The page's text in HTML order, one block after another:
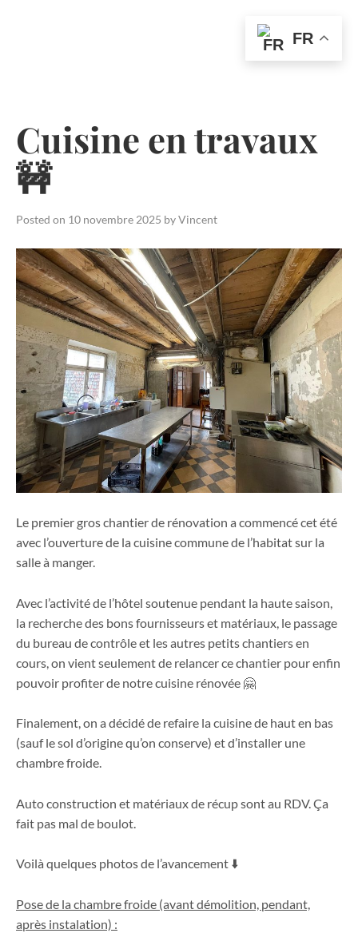
Cuisine en travaux
🚧
Posted on 10 novembre 2025 byVincent
Le premier gros chantier de rénovation a commencé cet été
avec l’ouverture de la cuisine commune de l’habitat sur la
salle à manger.
Avec l’activité de l’hôtel soutenue pendant la haute saison,
la recherche des bons fournisseurs et matériaux, le passage
du bureau de contrôle et les autres petits chantiers en
cours, on vient seulement de relancer ce chantier pour enfin
pouvoir profiter de notre cuisine rénovée 🤗
Finalement, on a décidé de refaire la cuisine de haut en bas
(sauf le sol d’origine qu’on conserve) et d’installer une
chambre froide.
Auto construction et matériaux de récup sont au RDV. Ça
fait pas mal de boulot.
Voilà quelques photos de l’avancement ⬇️
Pose de la chambre froide (avant démolition, pendant,
après instalation) :
FR